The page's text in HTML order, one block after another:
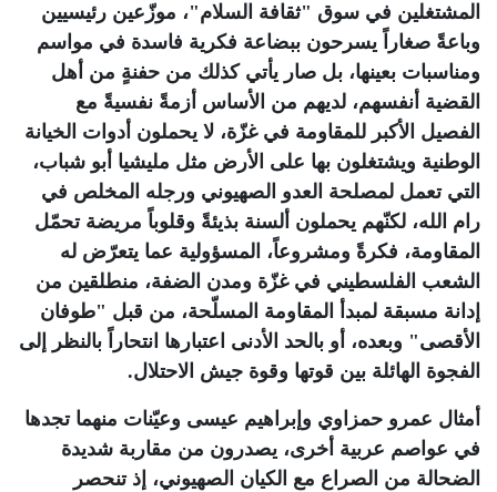
المشتغلين في سوق "ثقافة السلام"، موزّعين رئيسيين
وباعةً صغاراً يسرحون ببضاعة فكرية فاسدة في مواسم
ومناسبات بعينها، بل صار يأتي كذلك من حفنةٍ من أهل
القضية أنفسهم، لديهم من الأساس أزمةً نفسيةً مع
الفصيل الأكبر للمقاومة في غزّة، لا يحملون أدوات الخيانة
الوطنية ويشتغلون بها على الأرض مثل مليشيا أبو شباب،
التي تعمل لمصلحة العدو الصهيوني ورجله المخلص في
رام الله، لكنّهم يحملون ألسنة بذيئةً وقلوباً مريضة تحمّل
المقاومة، فكرةً ومشروعاً، المسؤولية عما يتعرّض له
الشعب الفلسطيني في غزّة ومدن الضفة، منطلقين من
إدانة مسبقة لمبدأ المقاومة المسلّحة، من قبل "طوفان
الأقصى" وبعده، أو بالحد الأدنى اعتبارها انتحاراً بالنظر إلى
الفجوة الهائلة بين قوتها وقوة جيش الاحتلال.
أمثال عمرو حمزاوي وإبراهيم عيسى وعيّنات منهما تجدها
في عواصم عربية أخرى، يصدرون من مقاربة شديدة
الضحالة من الصراع مع الكيان الصهيوني، إذ تنحصر